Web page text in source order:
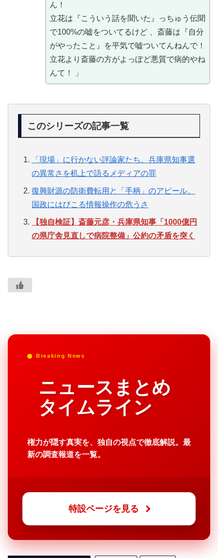
ん！
立花は『こういう話を聞いた』っちゅう伝聞
で100%の嘘をついてるけど 、斎藤は『自分
がやったこと』を平気で嘘ついてんねんで！
立花より斎藤の方がよっぽど悪質で病的やね
んて！ 」
このシリーズの記事一覧
「現場」に行かない評論家たち。兵庫県知事選
の異常さを机上で語るメディアの罪
復興財源の防衛費転用と「手柄」のアピール。
国政にはびこる情報操作の危うさ
【独自検証】斎藤元彦・兵庫県知事「1000億円
の県庁舎見直しで病院整備」公約の矛盾を突く
Breaking News
ニュースまとめ
タイムライン
権力が隠す真実を、独自の視点で徹底解説。最
新の調査報道を一覧。
特設ページを見る